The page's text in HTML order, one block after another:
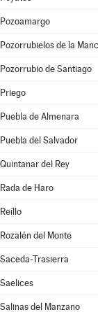
Pozoamargo
Pozorrubielos de la
Pozorrubio de Santiago
Priego
Puebla de Almenara
Puebla del Salvador
Quintanar del Rey
Rada de Haro
Reíllo
Rozalén del Monte
Saceda-Trasierra
Saelices
Salinas del Manzano